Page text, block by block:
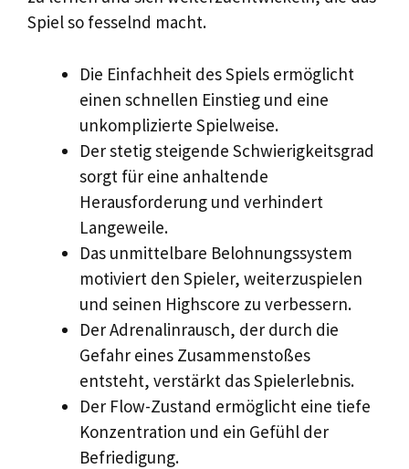
Spiel so fesselnd macht.
Die Einfachheit des Spiels ermöglicht
einen schnellen Einstieg und eine
unkomplizierte Spielweise.
Der stetig steigende Schwierigkeitsgrad
sorgt für eine anhaltende
Herausforderung und verhindert
Langeweile.
Das unmittelbare Belohnungssystem
motiviert den Spieler, weiterzuspielen
und seinen Highscore zu verbessern.
Der Adrenalinrausch, der durch die
Gefahr eines Zusammenstoßes
entsteht, verstärkt das Spielerlebnis.
Der Flow-Zustand ermöglicht eine tiefe
Konzentration und ein Gefühl der
Befriedigung.